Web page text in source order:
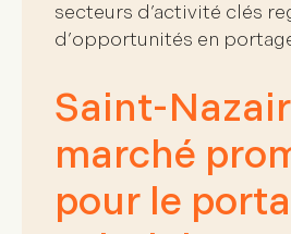
secteurs d’activité clés
d’opportunités en
Saint-
marché
pour le